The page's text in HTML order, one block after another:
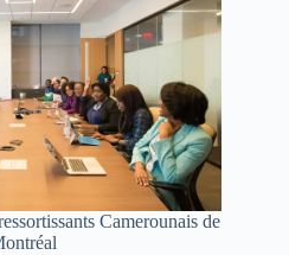
Camerounais de